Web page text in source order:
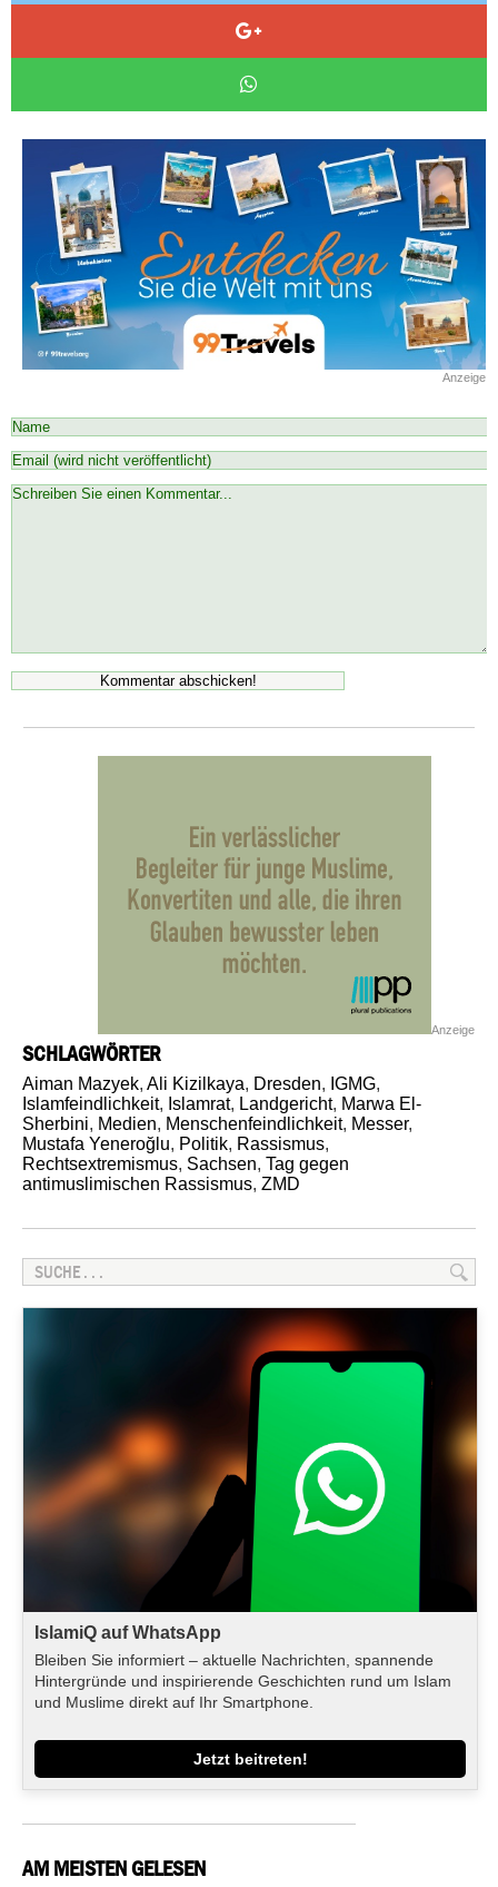
Anzeige
Anzeige
SCHLAGWÖRTER
Aiman Mazyek, Ali Kizilkaya, Dresden, IGMG,
Islamfeindlichkeit, Islamrat, Landgericht, Marwa El-
Sherbini, Medien, Menschenfeindlichkeit, Messer,
Mustafa Yeneroğlu, Politik, Rassismus,
Rechtsextremismus, Sachsen, Tag gegen
antimuslimischen Rassismus, ZMD
IslamiQ auf WhatsApp
Bleiben Sie informiert – aktuelle Nachrichten, spannende
Hintergründe und inspirierende Geschichten rund um Islam
und Muslime direkt auf Ihr Smartphone.
Jetzt beitreten!
AM MEISTEN GELESEN